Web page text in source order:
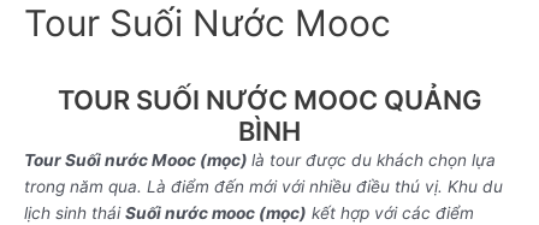
Tour Suối Nước Mooc
TOUR SUỐI NƯỚC MOOC QUẢNG
BÌNH
Tour Suối nước Mooc (mọc) là tour được du khách chọn lựa
trong năm qua. Là điểm đến mới với nhiều điều thú vị. Khu du
lịch sinh tháiSuối nước mooc (mọc) kết hợp với các điểm